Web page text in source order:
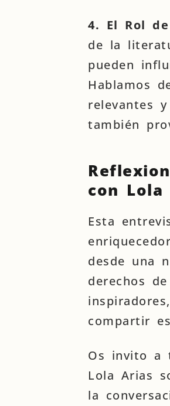
4. El Rol
de la
pueden
Hablamos
relevantes
también
con Lola
Esta
desde una
derechos
compartir
Os invito a
Lola Arias
la